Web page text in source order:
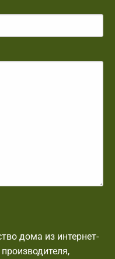
дома из интернет-